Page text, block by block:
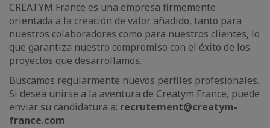
CREATYM France es una empresa firmemente
orientada a la creación de valor añadido, tanto para
nuestros colaboradores como para nuestros clientes, lo
que garantiza nuestro compromiso con el éxito de los
proyectos que desarrollamos.
Buscamos regularmente nuevos perfiles profesionales.
Si desea unirse a la aventura de Creatym France, puede
enviar su candidatura a: recrutement@creatym-
france.com